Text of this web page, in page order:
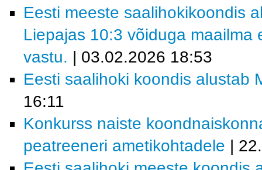
Eesti meeste saalihokikoondis
Liepajas 10:3 võiduga
vastu. | 03.02.2026 18:53
Eesti saalihoki koondis alustab
16:11
Konkurss naiste
peatreeneri ametikohtadele |